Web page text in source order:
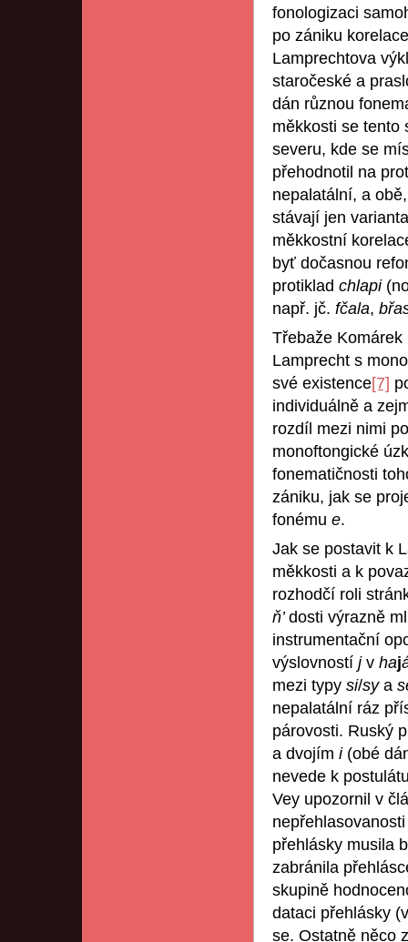
fonologizaci
po zániku
Lamprechtova
staročeské a
dán různou
měkkosti se tento
severu, kde se
přehodnotil na
nepalatální, a
stávají jen
měkkostní
byť dočasnou
protiklad chlapi
např. jč. fčala,
Třebaže
Lamprecht s
své existence[7]
individuálně a
rozdíl mezi nimi
monoftongické
fonematičnosti
zániku, jak se
fonému e.
Jak se postavit k
měkkosti a k
rozhodčí roli
ň’dosti výrazně
instrumentační
výslovností j v haj
mezi typy si/sy a
nepalatální ráz
párovosti. Ruský
a dvojím i (obé
nevede k
Vey upozornil v
přehlásky musila
zabránila
skupině
dataci přehlásky
se. Ostatně něco